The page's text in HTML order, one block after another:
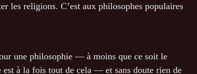
les religions. C’est aux philosophes populaires
une philosophie — à moins que ce soit le
à la fois tout de cela — et sans doute rien de